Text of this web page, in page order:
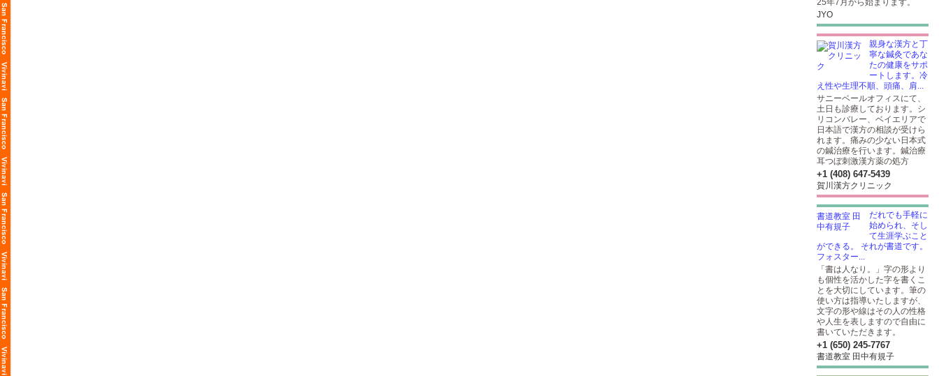
25年7月から始まります。
JYO
親身な漢方と丁
寧な鍼灸であな
たの健康をサポ
ートします。冷
え性や生理不順、頭痛、肩...
サニーベールオフィスにて、
土日も診療しております。シ
リコンバレー、ベイエリアで
日本語で漢方の相談が受けら
れます。痛みの少ない日本式
の鍼治療を行います。鍼治療
耳つぼ刺激漢方薬の処方
+1 (408) 647-5439
賀川漢方クリニック
だれでも手軽に
始められ、そし
て生涯学ぶこと
ができる。 それが書道です。
フォスター...
「書は人なり。」字の形より
も個性を活かした字を書くこ
とを大切にしています。筆の
使い方は指導いたしますが、
文字の形や線はその人の性格
や人生を表しますので自由に
書いていただきます。
+1 (650) 245-7767
書道教室 田中有規子